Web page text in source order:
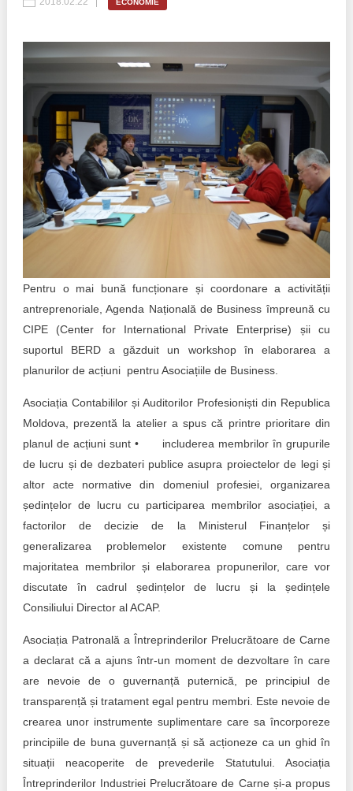
Inițiative în derulare
Inițiative desfășurate
Manual de proceduri
Note & poziții​
Organigrama IDIS
Consiliul consulativ internațional IDIS
Bunele practici
Laborator sociometric
Transparența guvernării locale
People Watch
Proces democratic
Puterea hibridă
15 minute de realism economic
Trend Hunter
Aplică la BUNELE PRACTICI
Transparența întreprinderilor de stat
Cele mai bune și cele mai proaste politici locale din
Moldova
Democrația, independența și transparența instituțiilor
publice-cheie din Moldova
Achiziții publice
Achizițiile publice în vizorul societății civile
ECONOMIE
Pentru o mai bună funcționare și coordonare a activității
antreprenoriale, Agenda Națională de Business împreună cu
CIPE (Center for International Private Enterprise) șii cu
suportul BERD a găzduit un workshop în elaborarea a
planurilor de acțiuni pentru Asociațiile de Business.
Asociația Contabililor și Auditorilor Profesioniști din Republica
Moldova, prezentă la atelier a spus că printre prioritare din
planul de acțiuni sunt • includerea membrilor în grupurile
de lucru și de dezbateri publice asupra proiectelor de legi și
altor acte normative din domeniul profesiei, organizarea
ședințelor de lucru cu participarea membrilor asociației, a
factorilor de decizie de la Ministerul Finanțelor și
generalizarea problemelor existente comune pentru
majoritatea membrilor și elaborarea propunerilor, care vor
discutate în cadrul ședințelor de lucru și la ședințele
Consiliului Director al ACAP.
Asociația Patronală a Întreprinderilor Prelucrătoare de Carne
a declarat că a ajuns într-un moment de dezvoltare în care
are nevoie de o guvernanță puternică, pe principiul de
transparență și tratament egal pentru membri. Este nevoie de
crearea unor instrumente suplimentare care sa încorporeze
principiile de buna guvernanță și să acționeze ca un ghid în
situații neacoperite de prevederile Statutului. Asociația
Întreprinderilor Industriei Prelucrătoare de Carne și-a propus